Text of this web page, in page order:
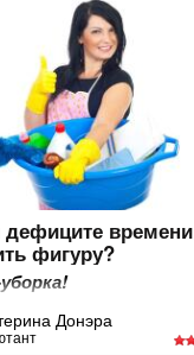
дефиците времени
фигуру?
Донэра